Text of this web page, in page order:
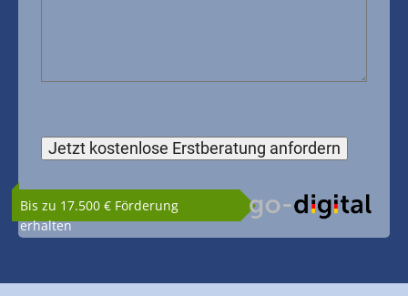
Bis zu 17.500 € Förderung
erhalten